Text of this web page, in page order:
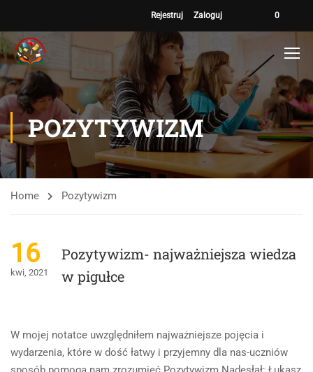
Rejestruj Zaloguj 0
POZYTYWIZM
Home Pozytywizm
16
kwi, 2021
Pozytywizm- najważniejsza wiedza
w pigułce
W mojej notatce uwzględniłem najważniejsze pojęcia i
wydarzenia, które w dość łatwy i przyjemny dla nas-uczniów